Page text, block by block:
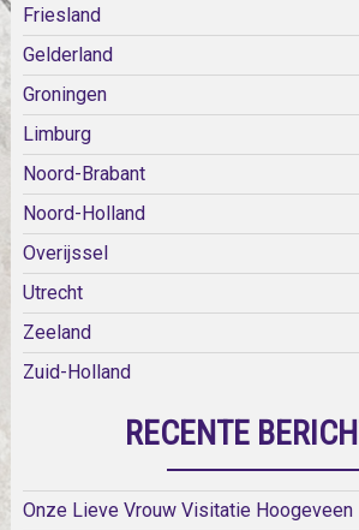
Friesland
Gelderland
Groningen
Limburg
Noord-Brabant
Noord-Holland
Overijssel
Utrecht
Zeeland
Zuid-Holland
RECENTE
Onze Lieve Vrouw Visitatie Hoogeveen